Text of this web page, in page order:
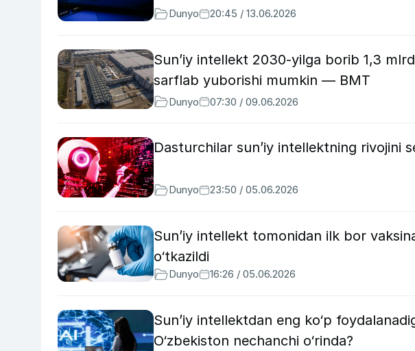
Dunyo 20:45 / 13.06.2026
Sun’iy intellekt 2030-yilga borib 1,3
sarflab yuborishi mumkin — BMT
Dunyo 07:30 / 09.06.2026
Dasturchilar sun’iy intellektning rivojini
Dunyo 23:50 / 05.06.2026
Sun’iy intellekt tomonidan ilk bor
o‘tkazildi
Dunyo 16:26 / 05.06.2026
Sun’iy intellektdan eng ko‘p
O‘zbekiston nechanchi o‘rinda?